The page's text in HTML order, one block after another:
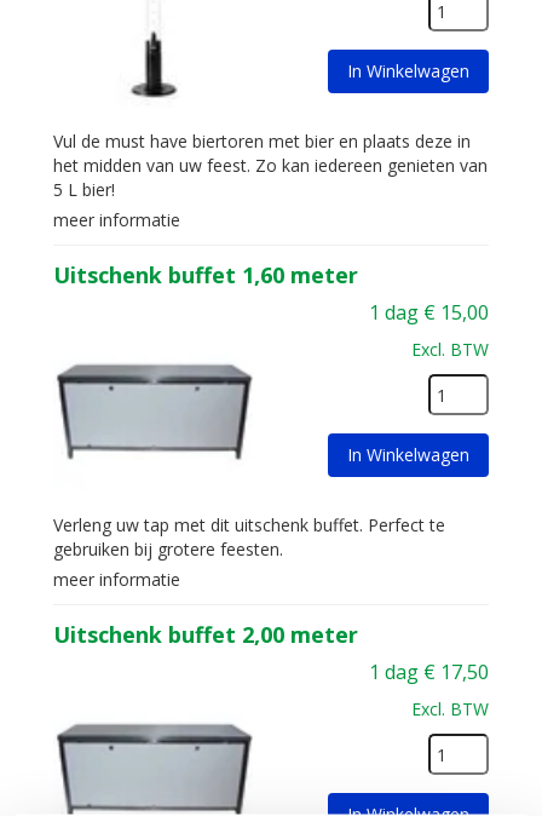
In Winkelwagen
Vul de must have biertoren met bier en plaats deze in
het midden van uw feest. Zo kan iedereen genieten van
5 L bier!
meer informatie
Uitschenk buffet 1,60 meter
1 dag € 15,00
Excl. BTW
In Winkelwagen
Verleng uw tap met dit uitschenk buffet. Perfect te
gebruiken bij grotere feesten.
meer informatie
Uitschenk buffet 2,00 meter
1 dag € 17,50
Excl. BTW